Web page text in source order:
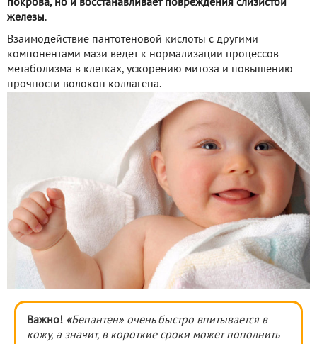
покрова, но и восстанавливает повреждения слизистой
железы.
Взаимодействие пантотеновой кислоты с другими
компонентами мази ведет к нормализации процессов
метаболизма в клетках, ускорению митоза и повышению
прочности волокон коллагена.
Важно! «Бепантен» очень быстро впитывается в
кожу, а значит, в короткие сроки может пополнить